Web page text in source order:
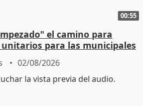
00:55
el camino para
para las municipales
02/08/2026